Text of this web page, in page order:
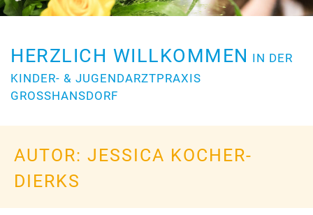
HERZLICH WILLKOMMEN IN DER
KINDER- & JUGENDARZTPRAXIS
GROSSHANSDORF
AUTOR: JESSICA KOCHER-
DIERKS